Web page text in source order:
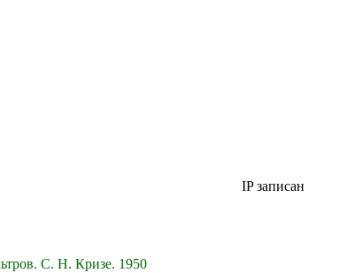
IP записан
С. Н. Кризе. 1950